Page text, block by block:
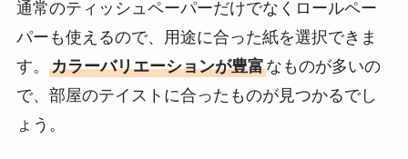
通常のティッシュペーパーだけでなくロールペー
パーも使えるので、用途に合った紙を選択できま
す。 カラーバリエーションが豊富なものが多いの
で、部屋のテイストに合ったものが見つかるでし
ょう。